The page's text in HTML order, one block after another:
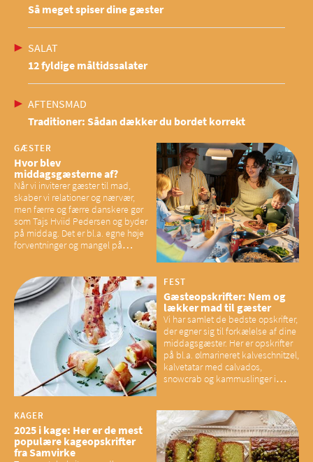
Så meget spiser dine gæster
SALAT
12 fyldige måltidssalater
AFTENSMAD
Traditioner: Sådan dækker du bordet korrekt
GÆSTER
Hvor blev
middagsgæsterne af?
Når vi inviterer gæster til mad,
skaber vi relationer og nærvær,
men færre og færre danskere gør
som Tajs Hviid Pedersen og byder
på middag. Det er bl.a. egne høje
forventninger og mangel på
have konsekvenser for vores
sociale fællesskaber
FEST
Gæsteopskrifter: Nem og
lækker mad til gæster
Vi har samlet de bedste opskrifter,
der egner sig til forkælelse af dine
middagsgæster. Her er opskrifter
på bl.a. ølmarineret kalveschnitzel,
kalvetatar med calvados,
snowcrab og kammuslinger i
KAGER
2025 i kage: Her er de mest
populære kageopskrifter
fra Samvirke